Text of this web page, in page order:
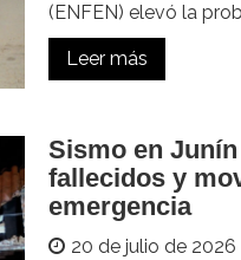
(ENFEN) elevó la
Leer más
Sismo en
fallecidos y
emergencia
20 de julio de 2026